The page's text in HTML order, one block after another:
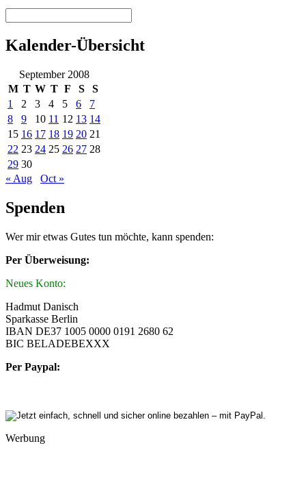
Kalender-Übersicht
September 2008
M T W T F S
S
1
2 3 4 5 6
7
8
9 10 11 12 13 14
15 16 17 18 19 20 21
22 23 24 25 26 27 28
29 30
« Aug
Oct »
Spenden
Wer mir etwas Gutes tun möchte, kann spenden:
Per Überweisung:
Neues Konto:
Hadmut Danisch
Sparkasse Berlin
IBAN DE37 1005 0000 0191 2680 62
BIC BELADEBEXXX
Per Paypal:
Werbung